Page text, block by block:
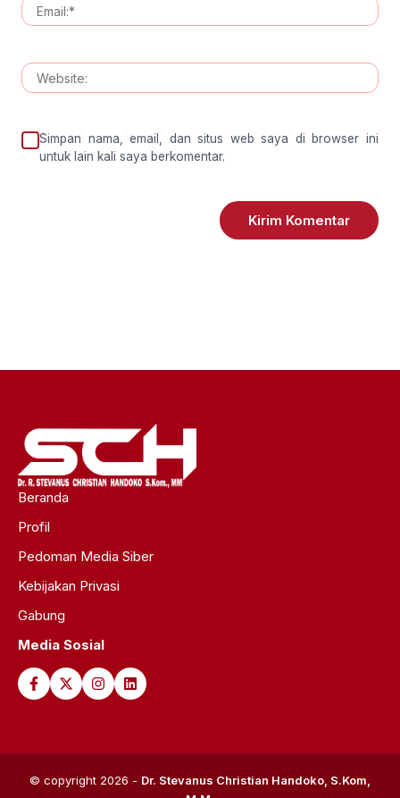
Simpan nama, email, dan situs web saya di browser ini
untuk lain kali saya berkomentar.
Beranda
Profil
Pedoman Media Siber
Kebijakan Privasi
Gabung
Media Sosial
© copyright 2026 - Dr. Stevanus Christian Handoko, S.Kom,